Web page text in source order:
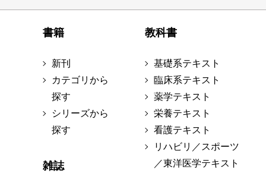
書籍
新刊
カテゴリから
探す
シリーズから
探す
雑誌
教科書
基礎系テキスト
臨床系テキスト
薬学テキスト
栄養テキスト
看護テキスト
リハビリ／スポーツ
／東洋医学テキスト